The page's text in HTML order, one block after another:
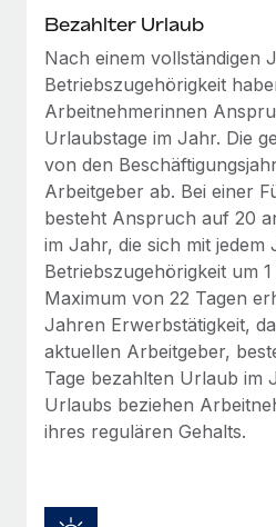
Einfacheres Bewerber:innen-
Compliance Watchtower
Lückenlose Compliance
Geräteverwaltung
Globale Bereitstellung und
Geräten
Gründung von
Schnelle, rechtssichere
Niederlassungen
Mobilität und Relocation
Mühelose Relocation von
Benefits
So hat der KI-Vorreiter
Remote um 120 %
Weaviate auf einen Blick
Open-Source-Infrastrukturen.
Mehr erfahren
Strategische
Reverse Tech und
Management und Payroll
Reverse Tech auf einen Blick Das
Wellness-Startup Reverse Tech
Mehr erfahren
BLOG
Globale Payroll
EOR und PEO
Contractor Management
Den Blog erkunden
BLOG
Bezahlter Urlaub
Nach einem vollständigen
Betriebszugehörigkeit
Arbeitnehmerinnen
Urlaubstage im Jahr. Die
von den
Arbeitgeber ab. Bei einer
besteht Anspruch auf 20
im Jahr, die sich mit jedem
Betriebszugehörigkeit um
Maximum von 22 Tagen
Jahren Erwerbstätigkeit,
aktuellen Arbeitgeber,
Tage bezahlten Urlaub im
Urlaubs beziehen
ihres regulären Gehalts.